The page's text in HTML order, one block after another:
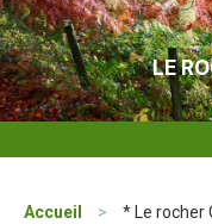
LE
Accueil > * Le rocher